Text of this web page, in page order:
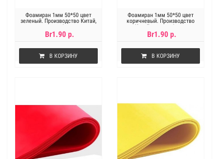
Фоамиран 1мм 50*50 цвет
зеленый. Производство Китай,
цена за 1лист
Br1.90 р.
В КОРЗИНУ
Фоамиран 1мм 50*50 цвет
коричневый. Производство
Китай, цена за 1лист
Br1.90 р.
В КОРЗИНУ